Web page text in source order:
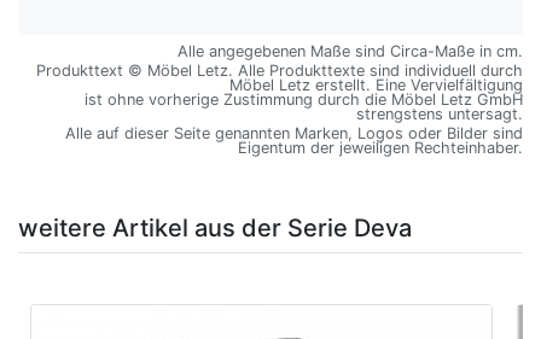
Alle angegebenen Maße sind Circa-Maße in cm.
Produkttext © Möbel Letz. Alle Produkttexte sind individuell durch
Möbel Letz erstellt. Eine Vervielfältigung
ist ohne vorherige Zustimmung durch die Möbel Letz GmbH
strengstens untersagt.
Alle auf dieser Seite genannten Marken, Logos oder Bilder sind
Eigentum der jeweiligen Rechteinhaber.
weitere Artikel aus der Serie Deva